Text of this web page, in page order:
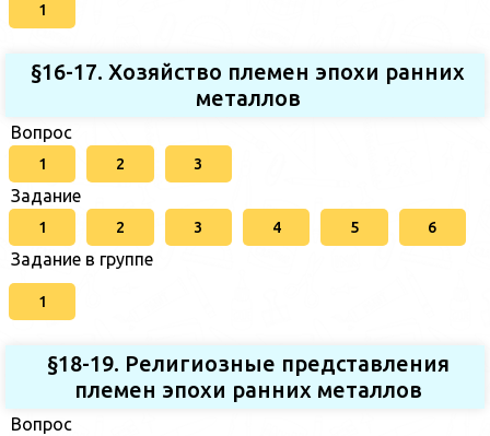
1
§16-17. Хозяйство племен эпохи ранних
металлов
Вопрос
1 2 3
Задание
1 2 3 4 5 6
Задание в группе
1
§18-19. Религиозные представления
племен эпохи ранних металлов
Вопрос